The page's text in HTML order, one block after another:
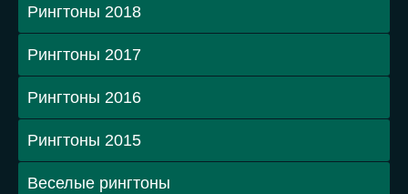
Рингтоны 2018
Рингтоны 2017
Рингтоны 2016
Рингтоны 2015
Веселые рингтоны